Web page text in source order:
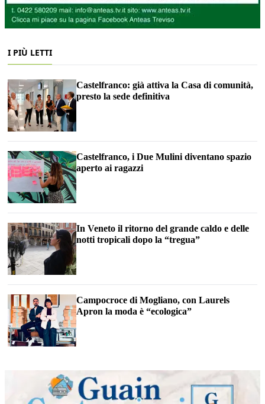
I PIÙ LETTI
Castelfranco: già attiva la Casa di comunità,
presto la sede definitiva
Castelfranco, i Due Mulini diventano spazio
aperto ai ragazzi
In Veneto il ritorno del grande caldo e delle
notti tropicali dopo la “tregua”
Campocroce di Mogliano, con Laurels
Apron la moda è “ecologica”